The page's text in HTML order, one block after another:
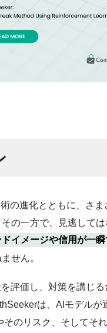
の進化とともに、さ
の一方で、見逃して
イメージや信用が一
せん。
評価し、対策を講じ
は、AIモデルが
のリスク、そしてそ